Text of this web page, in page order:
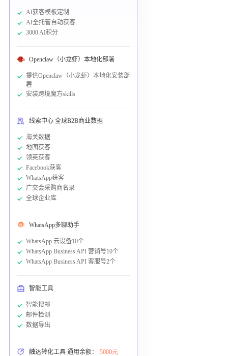
AI获客模板定制
AI全托管自动获客
3000 AI积分
Openclaw（小龙虾）本地化部署
提供Openclaw（小龙虾）本地化安装部
署
安装跨境魔方skills
线索中心 全球B2B商业数据
海关数据
地图获客
领英获客
Facebook获客
WhatsApp获客
广交会采购商名录
全球企业库
WhatsApp多聊助手
WhatsApp 云设备10个
WhatsApp Business API 营销号10个
WhatsApp Business API 客服号2个
智能工具
智能搜邮
邮件检测
数据导出
触达转化工具 通用余额： 5000元